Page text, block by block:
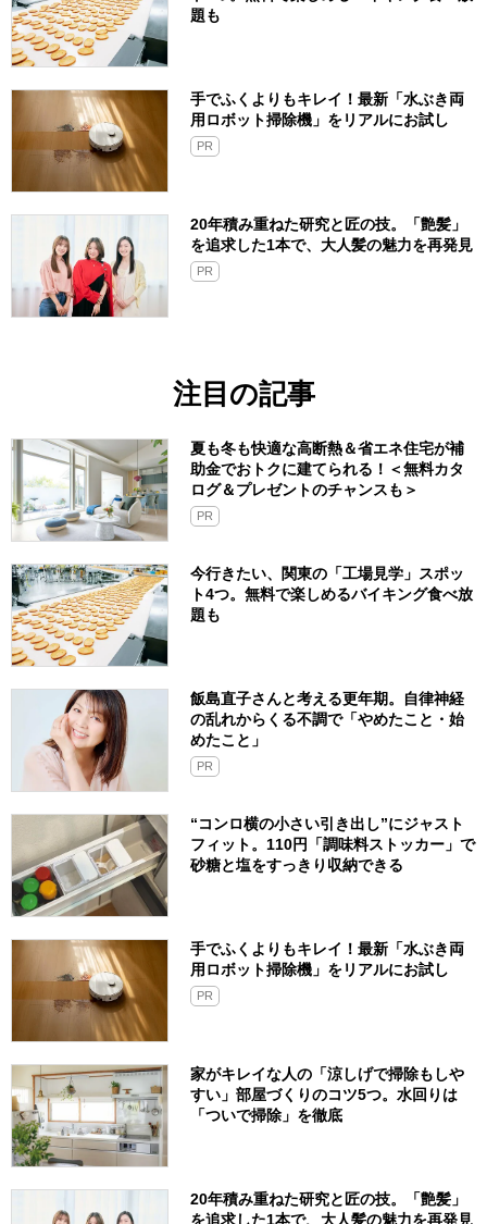
題も
手でふくよりもキレイ！最新「水ぶき両
用ロボット掃除機」をリアルにお試し
PR
20年積み重ねた研究と匠の技。「艶髪」
を追求した1本で、大人髪の魅力を再発見
PR
注目の記事
夏も冬も快適な高断熱＆省エネ住宅が補
助金でおトクに建てられる！＜無料カタ
ログ＆プレゼントのチャンスも＞
PR
今行きたい、関東の「工場見学」スポッ
ト4つ。無料で楽しめるバイキング食べ放
題も
飯島直子さんと考える更年期。自律神経
の乱れからくる不調で「やめたこと・始
めたこと」
PR
“コンロ横の小さい引き出し”にジャスト
フィット。110円「調味料ストッカー」で
砂糖と塩をすっきり収納できる
手でふくよりもキレイ！最新「水ぶき両
用ロボット掃除機」をリアルにお試し
PR
家がキレイな人の「涼しげで掃除もしや
すい」部屋づくりのコツ5つ。水回りは
「ついで掃除」を徹底
20年積み重ねた研究と匠の技。「艶髪」
を追求した1本で、大人髪の魅力を再発見